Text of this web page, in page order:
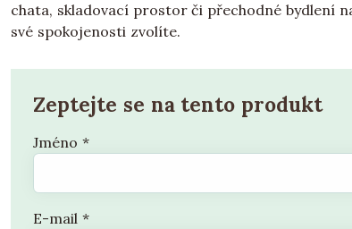
chata, skladovací prostor či přechodné bydlení
své spokojenosti zvolíte.
Zeptejte se na tento produkt
Jméno *
E-mail *